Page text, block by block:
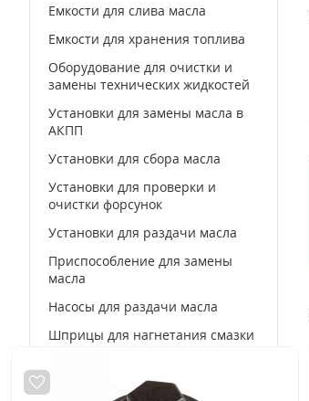
Емкости для слива масла
Емкости для хранения топлива
Оборудование для очистки и
замены технических жидкостей
Установки для замены масла в
АКПП
Установки для сбора масла
Установки для проверки и
очистки форсунок
Установки для раздачи масла
Приспособление для замены
масла
Насосы для раздачи масла
Шприцы для нагнетания смазки
Замена тормозной жидкости